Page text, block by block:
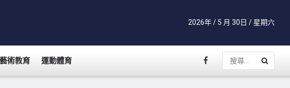
2026年 / 5 月 30日 / 星期六
藝術教育 運動體育